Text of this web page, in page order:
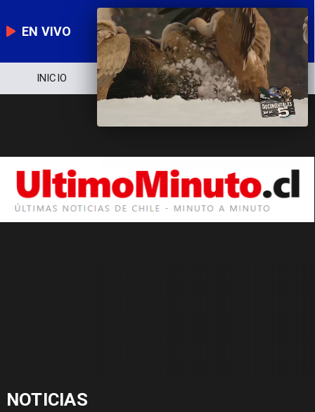
EN VIVO
INICIO NOTICIERO POLÍTICA
NOTICIAS